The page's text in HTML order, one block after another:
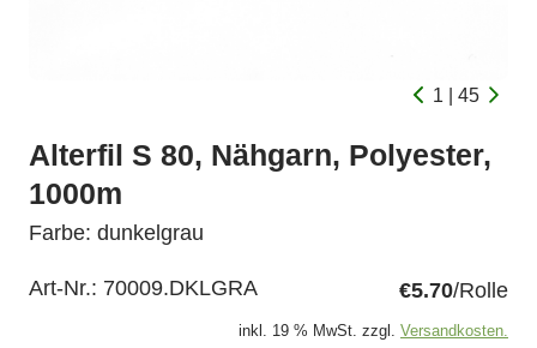
1 | 45
Alterfil S 80, Nähgarn, Polyester,
1000m
Farbe: dunkelgrau
Art-Nr.: 70009.DKLGRA €5.70/Rolle
inkl. 19 % MwSt. zzgl. Versandkosten.